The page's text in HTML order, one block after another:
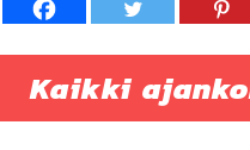
Kaikki